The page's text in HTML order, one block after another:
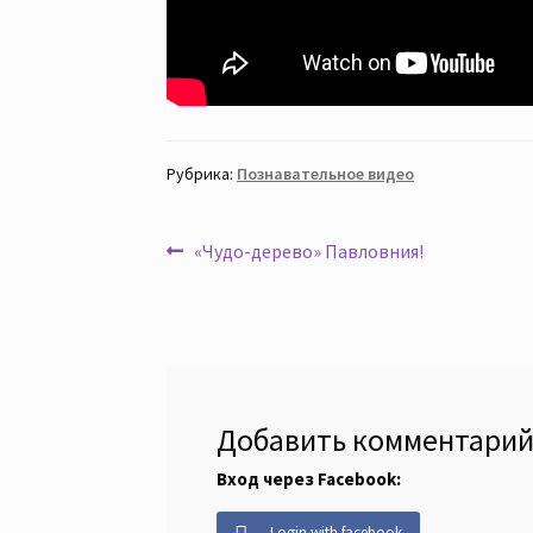
Рубрика: Познавательное видео
Навигация
Предыдущая
«Чудо-дерево» Павловния!
Добавить комментарий
Вход через Facebook: